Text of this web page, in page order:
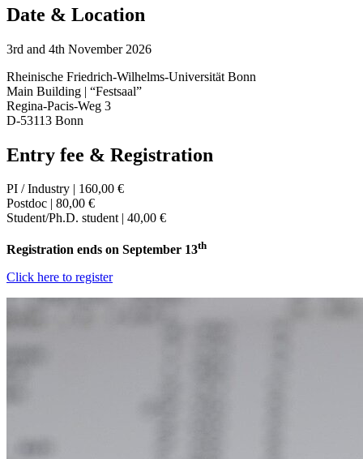
Date & Location
3rd and 4th November 2026
Rheinische Friedrich-Wilhelms-Universität Bonn
Main Building | “Festsaal”
Regina-Pacis-Weg 3
D-53113 Bonn
Entry fee & Registration
PI / Industry | 160,00 €
Postdoc | 80,00 €
Student/Ph.D. student | 40,00 €
Registration ends on September 13th
Click here to register